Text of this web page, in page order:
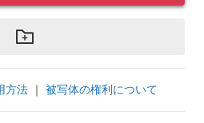
方法 ｜ 被写体の権利について